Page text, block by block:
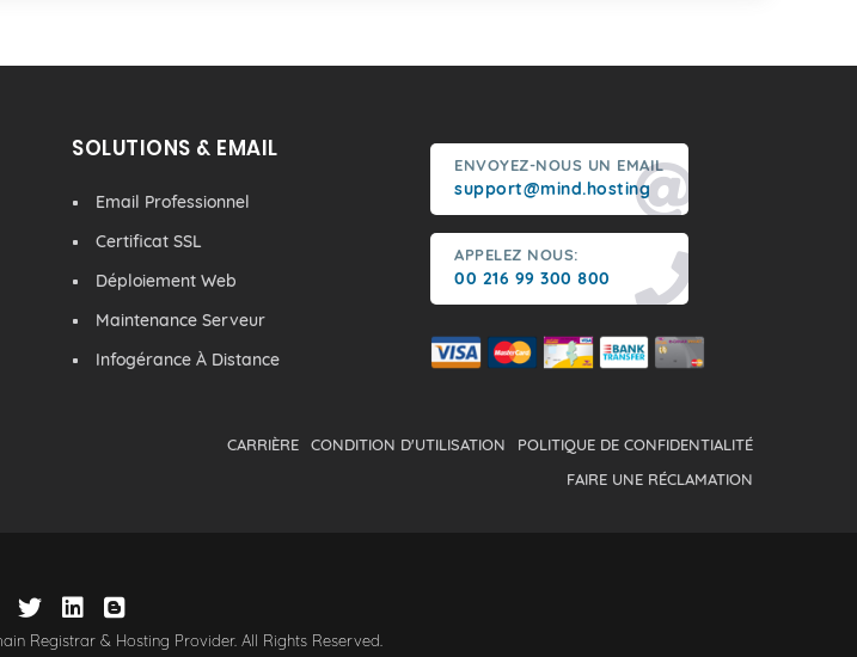
SOLUTIONS & EMAIL
Email Professionnel
Certificat SSL
Déploiement Web
Maintenance Serveur
Infogérance À Distance
ENVOYEZ-NOUS UN EMAIL
support@mind.hosting
APPELEZ NOUS:
00 216 99 300 800
POLITIQUE DE CONFIDENTIALITÉ
CONDITION D'UTILISATION
CARRIÈRE
FAIRE UNE RÉCLAMATION
Registrar & Hosting Provider. All Rights Reserved.